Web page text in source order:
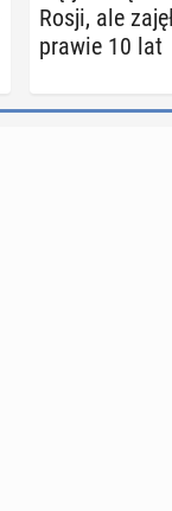
Rosji, ale
prawie 10 lat